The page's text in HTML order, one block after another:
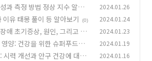
과 측정 방법 정상 지수 알아보
2024.01.26
이유 태몽 풀이 등 알아보기 (0) 2024.01.24
애 초기증상, 원인, 그리고 효
(0)
2024.01.23
양: 건강을 위한 슈퍼푸드의
2024.01.19
시력 개선과 안구 건강에 대한
2024.01.16